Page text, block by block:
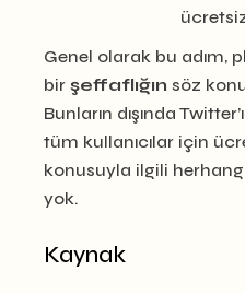
Genel olarak bu adım,
birşeffaflığınsöz
Bunların dışında
tüm kullanıcılar için
konusuyla ilgili
yok.
Kaynak